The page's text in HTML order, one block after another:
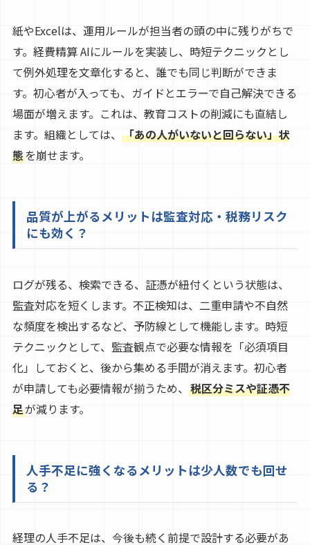
紙やExcelは、運用ルールが担当者の頭の中に残りがちで
す。経費精算 AIにルールを実装し、時短テクニックとし
て例外処理を文章化すると、誰でも同じ判断ができま
す。初心者が入っても、ガイドとエラーで自己解決できる
場面が増えます。これは、教育コストの削減にも直結し
ます。組織としては、 「あの人がいないと回らない」状
態を崩せます。
品質が上がるメリットは監査対応・税務リスク
にも効く？
ログが残る、検索できる、証憑が紐付くという状態は、
監査対応を短くします。不正検知は、二重申請や不自然
な頻度を検出するなど、予防線として機能します。時短
テクニックとして、監査観点で必要な情報を「必須項目
化」しておくと、後から集める手間が消えます。初心者
が申請しても必要情報が揃うため、 税区分ミスや証憑不
足が減ります。
人手不足に強くなるメリットは少人数でも回せ
る？
経理の人手不足は、今後も続く前提で設計する必要があ